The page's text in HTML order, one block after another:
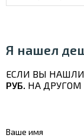
Я нашел
ЕСЛИ ВЫ НАШЛИ
РУБ. НА ДРУГОМ
Ваше имя